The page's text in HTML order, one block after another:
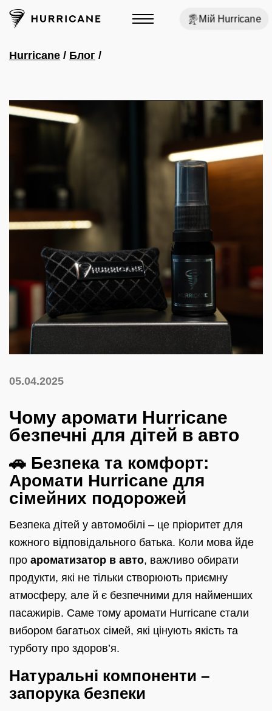
Мій Hurricane
Hurricane / Блог /
05.04.2025
Чому аромати Hurricane
безпечні для дітей в авто
🚗 Безпека та комфорт:
Аромати Hurricane для
сімейних подорожей
Безпека дітей у автомобілі – це пріоритет для
кожного відповідального батька. Коли мова йде
про ароматизатор в авто, важливо обирати
продукти, які не тільки створюють приємну
атмосферу, але й є безпечними для найменших
пасажирів. Саме тому аромати Hurricane стали
вибором багатьох сімей, які цінують якість та
турботу про здоров’я.
Натуральні компоненти –
запорука безпеки